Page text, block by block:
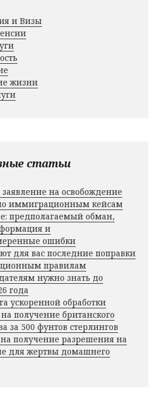
и Визы
жизни
статьи
заявление на освобождение
иммиграционным кейсам
предполагаемый обман,
и
ошибки
для вас последние поправки
правилам
нужно знать до
года
ускоренной обработки
получение британского
за 500 фунтов стерлингов
получение разрешения на
для жертвы домашнего